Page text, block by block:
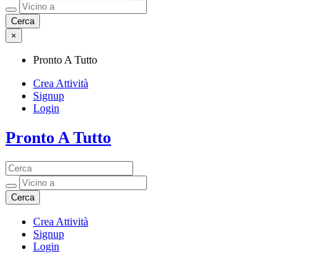
×
Pronto A Tutto
Crea Attività
Signup
Login
Pronto A Tutto
Pronto A Tutto
Crea Attività
Signup
Login